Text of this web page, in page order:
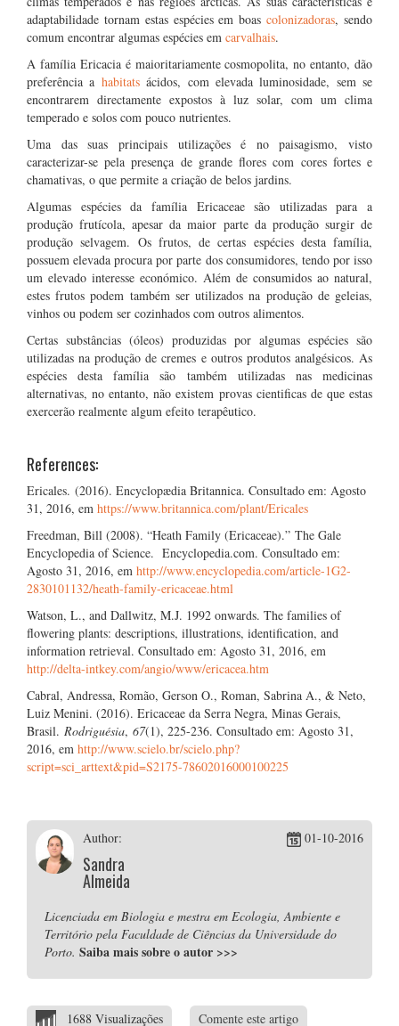
adaptabilidade tornam estas espécies em boascolonizadoras, sendo
comum encontrar algumas espécies em carvalhais.
A família Ericacia é maioritariamente cosmopolita, no entanto, dão
preferência a habitatsácidos, com elevada luminosidade, sem se
encontrarem directamente expostos à luz solar, com um clima
temperado e solos com pouco nutrientes.
Uma das suas principais utilizações é no paisagismo, visto
caracterizar-se pela presença de grande flores com cores fortes e
chamativas, o que permite a criação de belos jardins.
Algumas espécies da família Ericaceae são utilizadas para a
produção frutícola, apesar da maior parte da produção surgir de
produção selvagem. Os frutos, de certas espécies desta família,
possuem elevada procura por parte dos consumidores, tendo por isso
um elevado interesse económico. Além de consumidos ao natural,
estes frutos podem também ser utilizados na produção de geleias,
vinhos ou podem ser cozinhados com outros alimentos.
Certas substâncias (óleos) produzidas por algumas espécies são
utilizadas na produção de cremes e outros produtos analgésicos. As
espécies desta família são também utilizadas nas medicinas
alternativas, no entanto, não existem provas cientificas de que estas
exercerão realmente algum efeito terapêutico.
References:
Ericales. (2016). Encyclopædia Britannica. Consultado em: Agosto
31, 2016, em https://www.britannica.com/plant/Ericales
Freedman, Bill (2008). “Heath Family (Ericaceae).” The Gale
Encyclopedia of Science. Encyclopedia.com. Consultado em:
Agosto 31, 2016, em http://www.encyclopedia.com/article-1G2-
2830101132/heath-family-ericaceae.html
Watson, L., and Dallwitz, M.J. 1992 onwards. The families of
flowering plants: descriptions, illustrations, identification, and
information retrieval. Consultado em: Agosto 31, 2016, em
http://delta-intkey.com/angio/www/ericacea.htm
Cabral, Andressa, Romão, Gerson O., Roman, Sabrina A., & Neto,
Luiz Menini. (2016). Ericaceae da Serra Negra, Minas Gerais,
Brasil. Rodriguésia, 67(1), 225-236. Consultado em: Agosto 31,
2016, em http://www.scielo.br/scielo.php?
script=sci_arttext&pid=S2175-78602016000100225
Author:
Sandra
Almeida
01-10-2016
Licenciada em Biologia e mestra em Ecologia, Ambiente e
Território pela Faculdade de Ciências da Universidade do
Porto. Saiba mais sobre o autor >>>
1688 Visualizações Comente este artigo